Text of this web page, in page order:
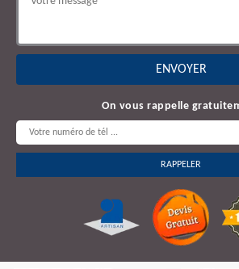
On vous rappelle